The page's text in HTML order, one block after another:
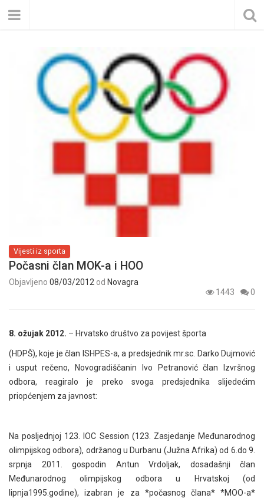
Vijesti iz sporta
Počasni član MOK-a i HOO
Objavljeno 08/03/2012 od Novagra
1443
0
8. ožujak 2012. – Hrvatsko društvo za povijest športa
(HDPŠ), koje je član ISHPES-a, a predsjednik mr.sc. Darko Dujmović
i usput rečeno, Novogradiščanin Ivo Petranović član Izvršnog
odbora, reagiralo je preko svoga predsjednika slijedećim
priopćenjem za javnost:
Na posljednjoj 123. IOC Session (123. Zasjedanje Međunarodnog
olimpijskog odbora), održanog u Durbanu (Južna Afrika) od 6.do 9.
srpnja 2011. gospodin Antun Vrdoljak, dosadašnji član
Međunarodnog olimpijskog odbora u Hrvatskoj (od
lipnja1995.godine), izabran je za *počasnog člana* *MOO-a*